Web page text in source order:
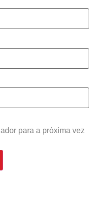
para a próxima vez